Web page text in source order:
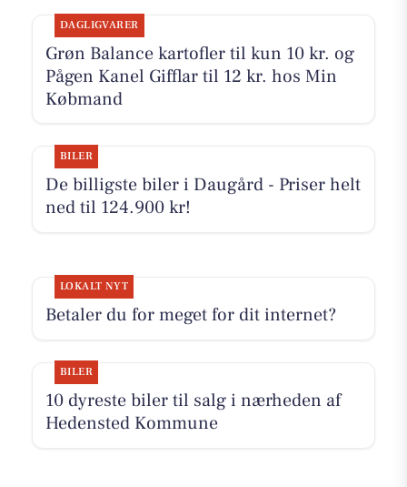
DAGLIGVARER
Grøn Balance kartofler til kun 10 kr. og
Pågen Kanel Gifflar til 12 kr. hos Min
Købmand
BILER
De billigste biler i Daugård - Priser helt
ned til 124.900 kr!
LOKALT NYT
Betaler du for meget for dit internet?
BILER
10 dyreste biler til salg i nærheden af
Hedensted Kommune